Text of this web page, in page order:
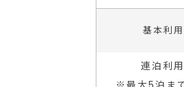
基本利
連泊利